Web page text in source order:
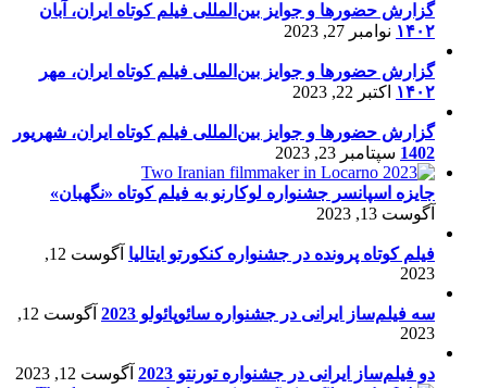
گزارش حضورها و جوایز بین‌المللی فیلم کوتاه ایران، آبان
۱۴۰۲ نوامبر 27, 2023
گزارش حضورها و جوایز بین‌المللی فیلم کوتاه ایران، مهر
۱۴۰۲ اکتبر 22, 2023
گزارش حضورها و جوایز بین‌المللی فیلم کوتاه ایران، شهریور
1402 سپتامبر 23, 2023
جایزه اسپانسر جشنواره لوکارنو به فیلم کوتاه «نگهبان»
آگوست 13, 2023
فیلم کوتاه پرونده در جشنواره کنکورتو ایتالیا
آگوست 12,
2023
سه فیلم‌ساز ایرانی در جشنواره سائوپائولو 2023
آگوست 12,
2023
دو فیلم‌ساز ایرانی در جشنواره تورنتو 2023 آگوست 12, 2023